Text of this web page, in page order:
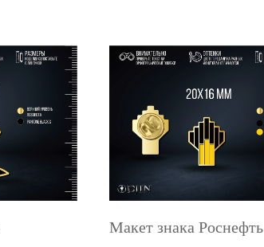
Макет знака Роснефть